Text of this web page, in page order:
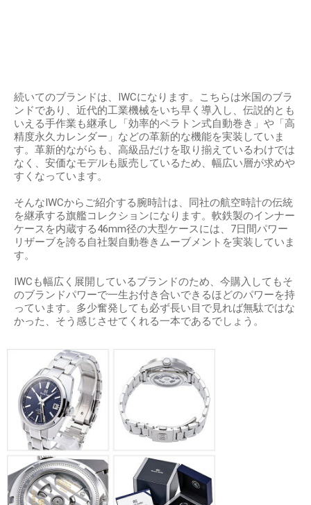
続いてのブランドは、IWCになります。こちらは米国のブラ
ンドであり、近代的工業機械をいち早く導入し、伝説的とも
いえる手作業も継承し「効率的ペラトン式自動巻き」や「高
精度永久カレンダー」などの革新的な機能を実装していま
す。革新的ながらも、高級品だけを取り揃えているわけでは
なく、安価なモデルも販売しているため、幅広い層が求めや
すくなっています。
そんなIWCからご紹介する腕時計は、同社の航空時計の伝統
を継承する旗艦コレクションになります。軟鉄製のインナー
ケースを内蔵する46mm径の大型ケースには、7日間パワー
リザーブを誇る自社製自動巻きムーブメントを実装していま
す。
IWCも幅広く展開しているブランドのため、今購入してもそ
のブランドパワーで一生お付き合いできるほどのパワーを持
っています。多少奮発しても必ず長い目で見れば無駄ではな
かった、そう感じさせてくれる一本であるでしょう。